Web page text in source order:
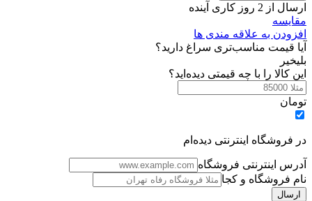
ارسال از 2 روز کاری آینده
مقایسه
افزودن به علاقه مندی ها
آیا قیمت مناسب‌تری سراغ دارید؟
بلیخیر
این کالا را با چه قیمتی دیده‌اید؟
تومان
در فروشگاه اینترنتی دیده‌ام
آدرس اینترنتی فروشگاه
نام فروشگاه و کجا